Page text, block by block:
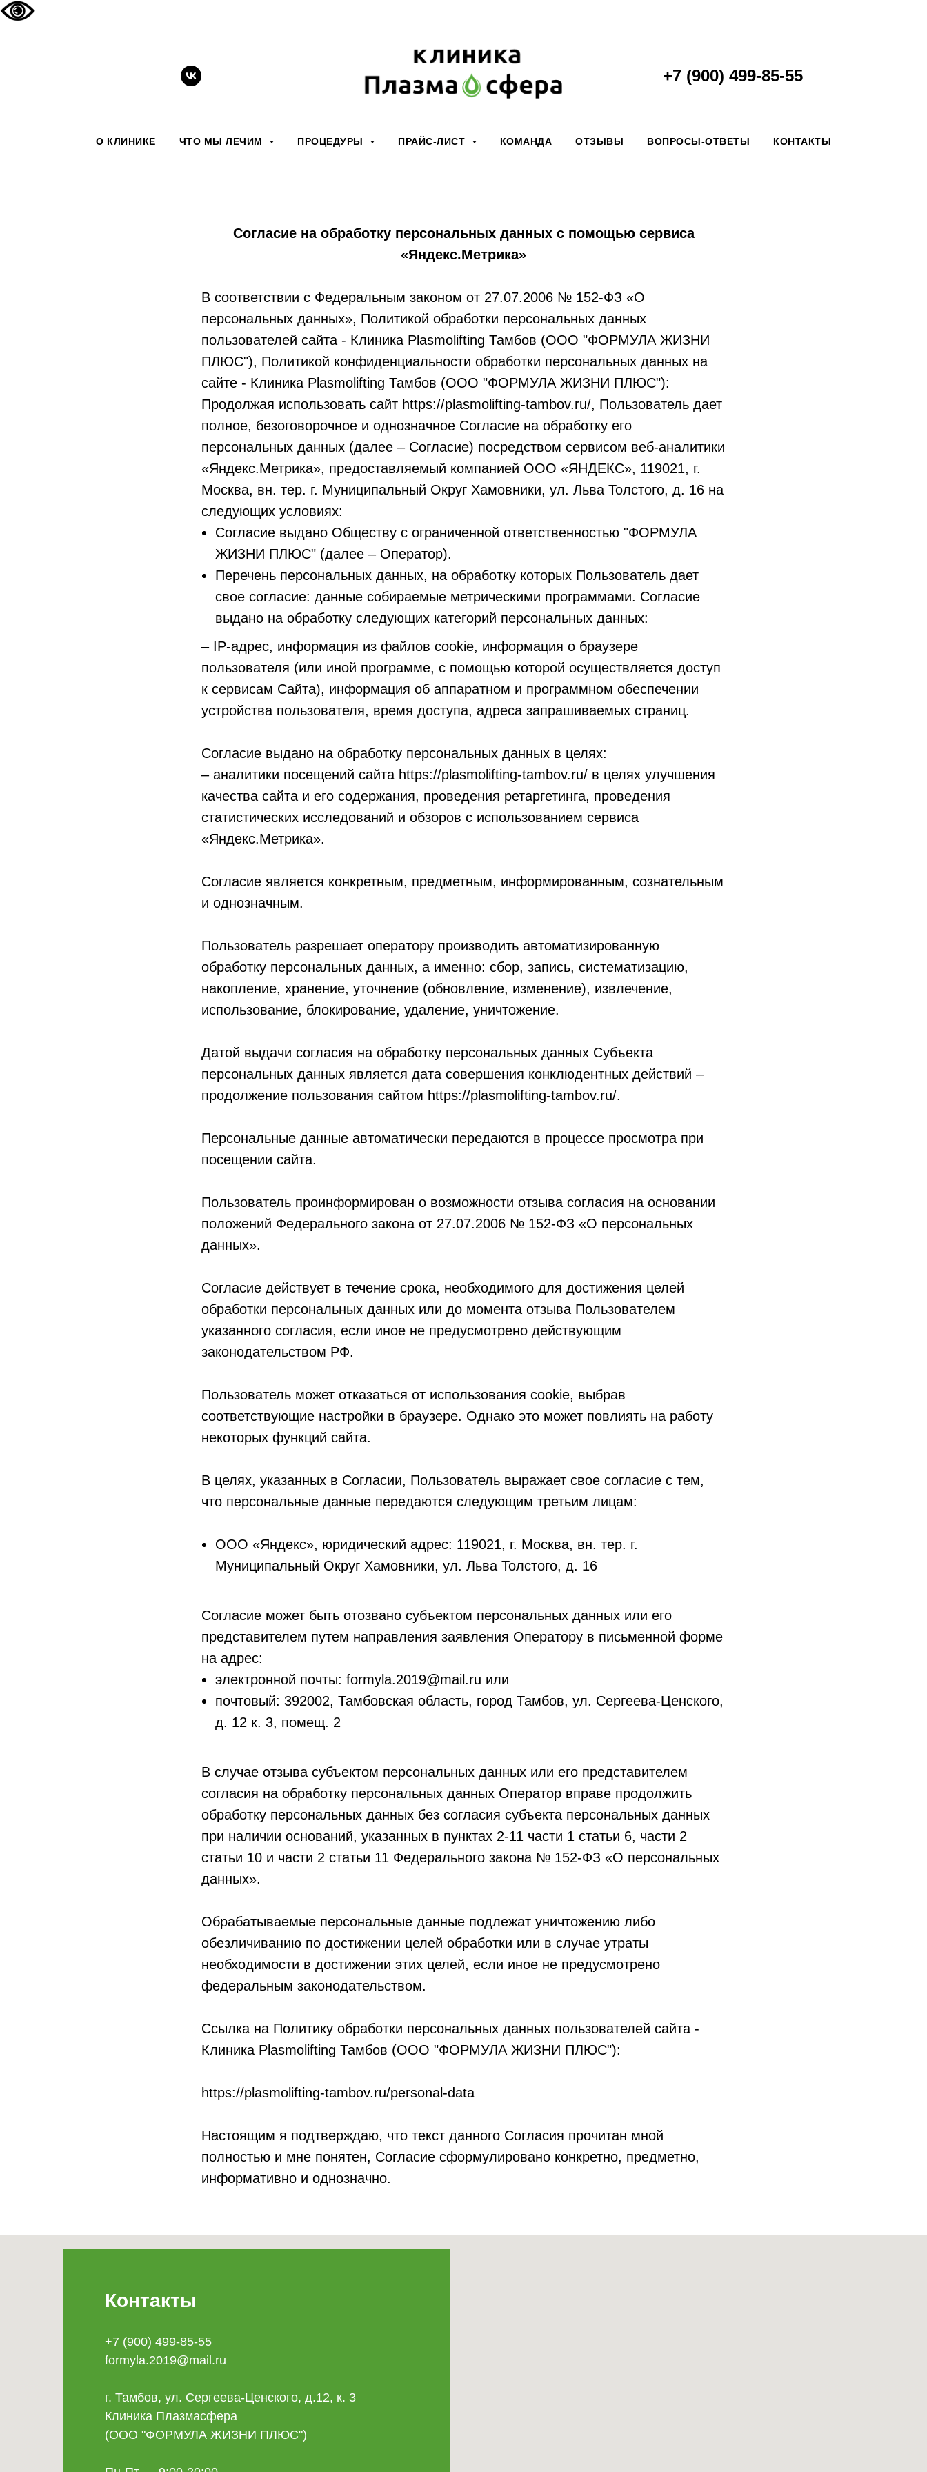
+7 (900) 499-85-55
О КЛИНИКЕ ЧТО МЫ ЛЕЧИМ ПРОЦЕДУРЫ ПРАЙС-ЛИСТ КОМАНДА ОТЗЫВЫ ВОПРОСЫ-ОТВЕТЫ КОНТАКТЫ
Согласие на обработку персональных данных с помощью сервиса
«Яндекс.Метрика»
В соответствии с Федеральным законом от 27.07.2006 № 152-ФЗ «О
персональных данных», Политикой обработки персональных данных
пользователей сайта - Клиника Plasmolifting Тамбов (ООО "ФОРМУЛА ЖИЗНИ
ПЛЮС"), Политикой конфиденциальности обработки персональных данных на
сайте - Клиника Plasmolifting Тамбов (ООО "ФОРМУЛА ЖИЗНИ ПЛЮС"):
Продолжая использовать сайт https://plasmolifting-tambov.ru/, Пользователь дает
полное, безоговорочное и однозначное Согласие на обработку его
персональных данных (далее – Согласие) посредством сервисом веб-аналитики
«Яндекс.Метрика», предоставляемый компанией ООО «ЯНДЕКС», 119021, г.
Москва, вн. тер. г. Муниципальный Округ Хамовники, ул. Льва Толстого, д. 16 на
следующих условиях:
Согласие выдано Обществу с ограниченной ответственностью "ФОРМУЛА
ЖИЗНИ ПЛЮС" (далее – Оператор).
Перечень персональных данных, на обработку которых Пользователь дает
свое согласие: данные собираемые метрическими программами. Согласие
выдано на обработку следующих категорий персональных данных:
– IP-адрес, информация из файлов cookie, информация о браузере
пользователя (или иной программе, с помощью которой осуществляется доступ
к сервисам Сайта), информация об аппаратном и программном обеспечении
устройства пользователя, время доступа, адреса запрашиваемых страниц.
Согласие выдано на обработку персональных данных в целях:
– аналитики посещений сайта https://plasmolifting-tambov.ru/ в целях улучшения
качества сайта и его содержания, проведения ретаргетинга, проведения
статистических исследований и обзоров с использованием сервиса
«Яндекс.Метрика».
Согласие является конкретным, предметным, информированным, сознательным
и однозначным.
Пользователь разрешает оператору производить автоматизированную
обработку персональных данных, а именно: сбор, запись, систематизацию,
накопление, хранение, уточнение (обновление, изменение), извлечение,
использование, блокирование, удаление, уничтожение.
Датой выдачи согласия на обработку персональных данных Субъекта
персональных данных является дата совершения конклюдентных действий –
продолжение пользования сайтом https://plasmolifting-tambov.ru/.
Персональные данные автоматически передаются в процессе просмотра при
посещении сайта.
Пользователь проинформирован о возможности отзыва согласия на основании
положений Федерального закона от 27.07.2006 № 152-ФЗ «О персональных
данных».
Согласие действует в течение срока, необходимого для достижения целей
обработки персональных данных или до момента отзыва Пользователем
указанного согласия, если иное не предусмотрено действующим
законодательством РФ.
Пользователь может отказаться от использования cookie, выбрав
соответствующие настройки в браузере. Однако это может повлиять на работу
некоторых функций сайта.
В целях, указанных в Согласии, Пользователь выражает свое согласие с тем,
что персональные данные передаются следующим третьим лицам:
ООО «Яндекс», юридический адрес: 119021, г. Москва, вн. тер. г.
Муниципальный Округ Хамовники, ул. Льва Толстого, д. 16
Согласие может быть отозвано субъектом персональных данных или его
представителем путем направления заявления Оператору в письменной форме
на адрес:
электронной почты: formyla.2019@mail.ru или
почтовый: 392002, Тамбовская область, город Тамбов, ул. Сергеева-Ценского,
д. 12 к. 3, помещ. 2
В случае отзыва субъектом персональных данных или его представителем
согласия на обработку персональных данных Оператор вправе продолжить
обработку персональных данных без согласия субъекта персональных данных
при наличии оснований, указанных в пунктах 2-11 части 1 статьи 6, части 2
статьи 10 и части 2 статьи 11 Федерального закона № 152-ФЗ «О персональных
данных».
Обрабатываемые персональные данные подлежат уничтожению либо
обезличиванию по достижении целей обработки или в случае утраты
необходимости в достижении этих целей, если иное не предусмотрено
федеральным законодательством.
Ссылка на Политику обработки персональных данных пользователей сайта -
Клиника Plasmolifting Тамбов (ООО "ФОРМУЛА ЖИЗНИ ПЛЮС"):
https://plasmolifting-tambov.ru/personal-data
Настоящим я подтверждаю, что текст данного Согласия прочитан мной
полностью и мне понятен, Согласие сформулировано конкретно, предметно,
информативно и однозначно.
Контакты
+7 (900) 499-85-55
formyla.2019@mail.ru
г. Тамбов, ул. Сергеева-Ценского, д.12, к. 3
Клиника Плазмасфера
(ООО "ФОРМУЛА ЖИЗНИ ПЛЮС")